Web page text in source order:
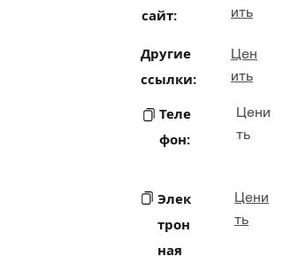
сайт:
ить
Другие
ссылки:
Цен
ить
Теле
фон:
Цени
ть
Элек
трон
ная
Цени
ть